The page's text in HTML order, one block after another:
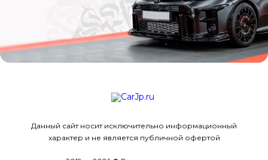
Данный сайт носит исключительно информационный
характер и не является публичной офертой